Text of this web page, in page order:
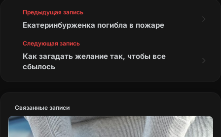
Предыдущая запись
Екатеринбурженка погибла в пожаре
Следующая запись
Как загадать желание так, чтобы все
сбылось
Связанные записи